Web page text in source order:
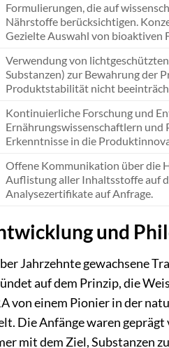
Formulierungen, die auf
Nährstoffe berücksichtigen.
Gezielte Auswahl von bioaktiven
Verwendung von
Substanzen) zur Bewahrung der
Produktstabilität nicht
Kontinuierliche Forschung und
Ernährungswissenschaftlern und
Erkenntnisse in die
Offene Kommunikation über die
Auflistung aller Inhaltsstoffe auf
Analysezertifikate auf Anfrage.
und
Jahrzehnte gewachsene
auf dem Prinzip, die
von einem Pionier in der
Die Anfänge waren
mit dem Ziel, Substanzen